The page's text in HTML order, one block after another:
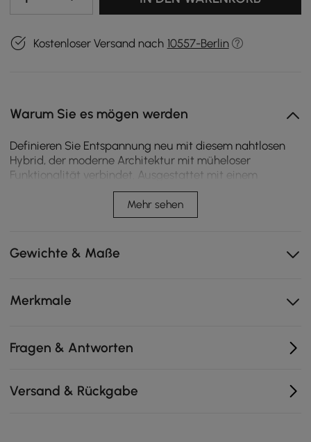
Kostenloser Versand nach 10557-Berlin
Warum Sie es mögen werden
Definieren Sie Entspannung neu mit diesem nahtlosen
Hybrid, der moderne Architektur mit müheloser
Funktionalität verbindet. Ausgestattet mit einem
stabilen Dual-Rail-Antriebssystem, verwandelt sich
dieses Chenille-Sofa mit nur einer Berührung in einen
tiefen, einladenden Schlafplatz, perfekt für
Verwandeln Sie sich mühelos vom Sofa zum
Hochbelastbare Schaumstoffpolsterung sorgt für eine
Gebaut mit einem hochbelastbaren Doppelschienen-
Vollständig bezogen mit hochwertigem, weichem
Mehr sehen
Gewichte & Maße
Merkmale
Fragen & Antworten
Versand & Rückgabe